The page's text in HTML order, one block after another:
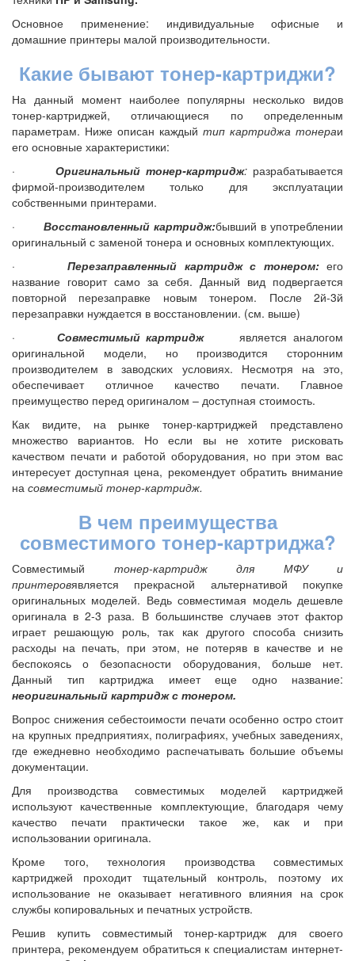
Основное применение: индивидуальные офисные и
домашние принтеры малой производительности.
Какие бывают тонер-картриджи?
На данный момент наиболее популярны несколько видов
тонер-картриджей, отличающиеся по определенным
параметрам. Ниже описан каждый тип картриджа тонераи
его основные характеристики:
· Оригинальный тонер-картридж: разрабатывается
фирмой-производителем только для эксплуатации
собственными принтерами.
·
Восстановленный картридж:бывший в употреблении
оригинальный с заменой тонера и основных комплектующих.
·
Перезаправленный картридж с тонером:его
название говорит само за себя. Данный вид подвергается
повторной перезаправке новым тонером. После 2й-3й
перезаправки нуждается в восстановлении. (см. выше)
· Совместимый картридж
является аналогом
оригинальной модели, но производится сторонним
производителем в заводских условиях. Несмотря на это,
обеспечивает отличное качество печати. Главное
преимущество перед оригиналом – доступная стоимость.
Как видите, на рынке тонер-картриджей представлено
множество вариантов. Но если вы не хотите рисковать
качеством печати и работой оборудования, но при этом вас
интересует доступная цена, рекомендует обратить внимание
на совместимый тонер-картридж.
В чем преимущества
совместимого тонер-картриджа?
Совместимый тонер-картридж для МФУ и
принтеровявляется прекрасной альтернативой покупке
оригинальных моделей. Ведь совместимая модель дешевле
оригинала в 2-3 раза. В большинстве случаев этот фактор
играет решающую роль, так как другого способа снизить
расходы на печать, при этом, не потеряв в качестве и не
беспокоясь о безопасности оборудования, больше нет.
Данный тип картриджа имеет еще одно название:
неоригинальный картридж с тонером.
Вопрос снижения себестоимости печати особенно остро стоит
на крупных предприятиях, полиграфиях, учебных заведениях,
где ежедневно необходимо распечатывать большие объемы
документации.
Для производства совместимых моделей картриджей
используют качественные комплектующие, благодаря чему
качество печати практически такое же, как и при
использовании оригинала.
Кроме того, технология производства совместимых
картриджей проходит тщательный контроль, поэтому их
использование не оказывает негативного влияния на срок
службы копировальных и печатных устройств.
Решив купить совместимый тонер-картридж для своего
принтера, рекомендуем обратиться к специалистам интернет-